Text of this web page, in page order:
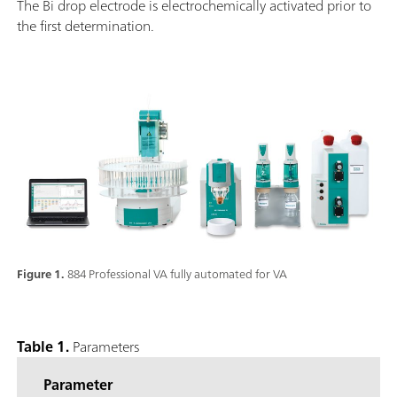
The Bi drop electrode is electrochemically activated prior to
the first determination.
Figure 1.884 Professional VA fully automated for VA
Table 1.Parameters
Parameter